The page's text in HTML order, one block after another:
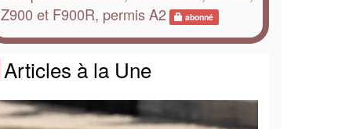
Z900 et F900R, permis A2
abonné
Articles à la Une